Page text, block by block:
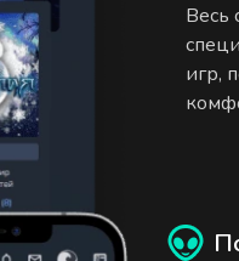
Весь
игр,